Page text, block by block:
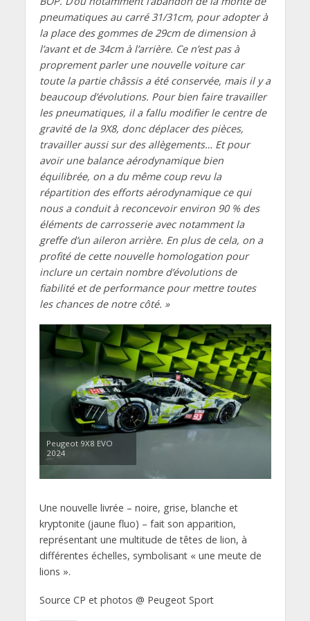
pneumatiques au carré 31/31cm, pour adopter à
la place des gommes de 29cm de dimension à
l’avant et de 34cm à l’arrière. Ce n’est pas à
proprement parler une nouvelle voiture car
toute la partie châssis a été conservée, mais il y a
beaucoup d’évolutions. Pour bien faire travailler
les pneumatiques, il a fallu modifier le centre de
gravité de la 9X8, donc déplacer des pièces,
travailler aussi sur des allègements… Et pour
avoir une balance aérodynamique bien
équilibrée, on a du même coup revu la
répartition des efforts aérodynamique ce qui
nous a conduit à reconcevoir environ 90 % des
éléments de carrosserie avec notamment la
greffe d’un aileron arrière. En plus de cela, on a
profité de cette nouvelle homologation pour
inclure un certain nombre d’évolutions de
fiabilité et de performance pour mettre toutes
les chances de notre côté. »
Peugeot 9X8 EVO
2024
Une nouvelle livrée – noire, grise, blanche et
kryptonite (jaune fluo) – fait son apparition,
représentant une multitude de têtes de lion, à
différentes échelles, symbolisant « une meute de
lions ».
Source CP et photos @ Peugeot Sport